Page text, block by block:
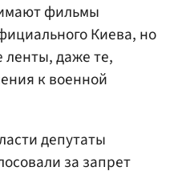
фильмы
Киева, но
даже те,
к военной
депутаты
за запрет